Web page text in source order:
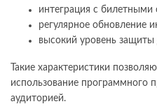
интеграция с билетными
регулярное обновление
высокий уровень
Такие характеристики
использование программного
аудиторией.